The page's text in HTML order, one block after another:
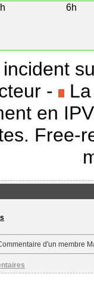
6h
- La
en
Free-
d'un membre